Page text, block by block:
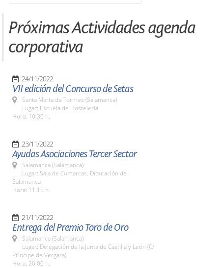
Próximas Actividades agenda
corporativa
24/11/2022
VII edición del Concurso de Setas
Santa Marta de Tormes (Salamanca)
Lugar: Escuela de Hostelería
Hora: 10:30 h.
23/11/2022
Ayudas Asociaciones Tercer Sector
Salamanca (Salamanca)
Lugar: Sala de Comarcas. Diputación de
Salamanca
Hora: 11:15 h.
21/11/2022
Entrega del Premio Toro de Oro
Salamanca (Salamanca)
Lugar: Delegación de la Junta de Castilla y León (C/
Príncipe de Vergara)
Hora: 20:00 h.